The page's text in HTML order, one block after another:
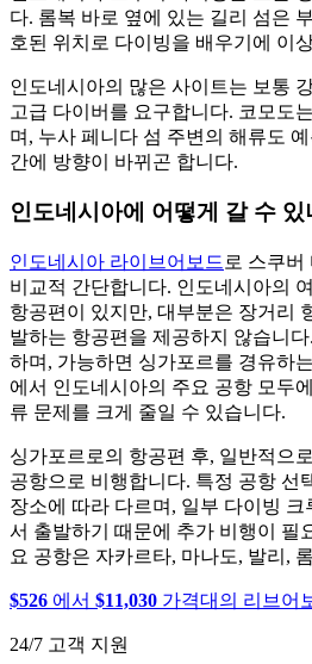
다. 롬복 바로 옆에 있는 길리 섬은
호된 위치로 다이빙을 배우기에 이
인도네시아의 많은 사이트는 보통
고급 다이버를 요구합니다. 코모도
며, 누사 페니다 섬 주변의 해류도
간에 방향이 바뀌곤 합니다.
인도네시아에 어떻게 갈 수 있
인도네시아 라이브어보드 로 스쿠버
비교적 간단합니다. 인도네시아의
항공편이 있지만, 대부분은 장거리
발하는 항공편을 제공하지 않습니
하며, 가능하면 싱가포르를 경유하
에서 인도네시아의 주요 공항 모두
류 문제를 크게 줄일 수 있습니다.
싱가포르로의 항공편 후, 일반적으
공항으로 비행합니다. 특정 공항 선
장소에 따라 다르며, 일부 다이빙 크
서 출발하기 때문에 추가 비행이 필
요 공항은 자카르타, 마나도, 발리,
$526 에서 $11,030 가격대의 리브어
24/7 고객 지원